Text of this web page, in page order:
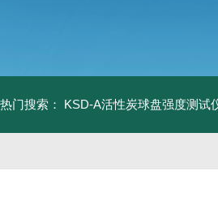
热门搜索： KSD-A活性炭球盘强度测试